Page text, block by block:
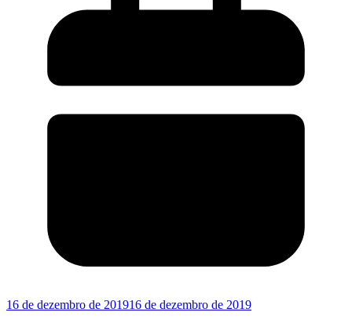
16 de dezembro de 201916 de dezembro de 2019